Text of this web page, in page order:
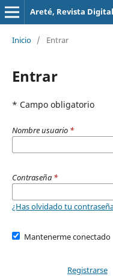
Areté, Revista
Inicio / Entrar
Entrar
* Campo obligatorio
Nombre usuario *
Contraseña *
¿Has olvidado tu
Mantenerme conectado
Registrarse